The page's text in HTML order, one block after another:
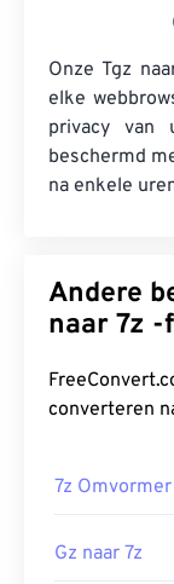
Onze Tgz
elke
privacy van
beschermd
na enkele
Andere
naar
7z Omvormer
Gz naar 7z